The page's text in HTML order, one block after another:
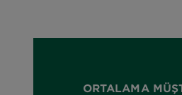
ORTALAMA